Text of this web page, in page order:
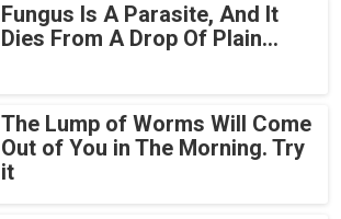
Fungus Is A Parasite, And It
Dies From A Drop Of Plain...
The Lump of Worms Will Come
Out of You in The Morning. Try
it